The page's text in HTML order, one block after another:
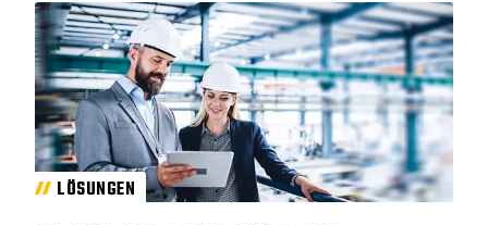
LÖSUNGEN